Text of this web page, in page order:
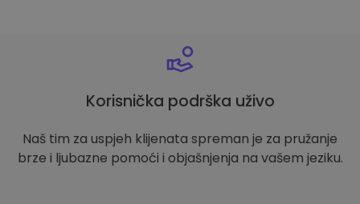
Korisnička podrška uživo
Naš tim za uspjeh klijenata spreman je za pružanje
brze i ljubazne pomoći i objašnjenja na vašem jeziku.